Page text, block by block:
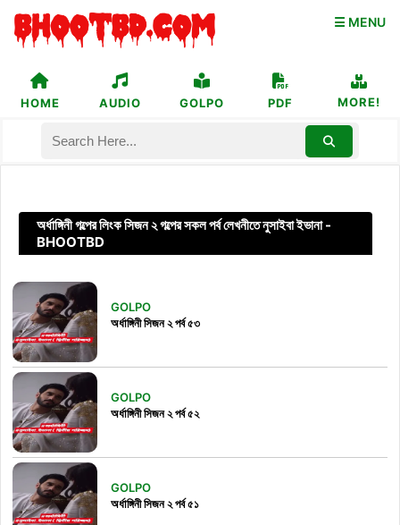
☰ MENU
HOME AUDIO GOLPO PDF MORE!
অর্ধাঙ্গিনী গল্পের লিংক সিজন ২ গল্পের সকল পর্ব লেখনীতে নুসাইবা ইভানা -
BHOOTBD
GOLPO
অর্ধাঙ্গিনী সিজন ২ পর্ব ৫৩
GOLPO
অর্ধাঙ্গিনী সিজন ২ পর্ব ৫২
GOLPO
অর্ধাঙ্গিনী সিজন ২ পর্ব ৫১